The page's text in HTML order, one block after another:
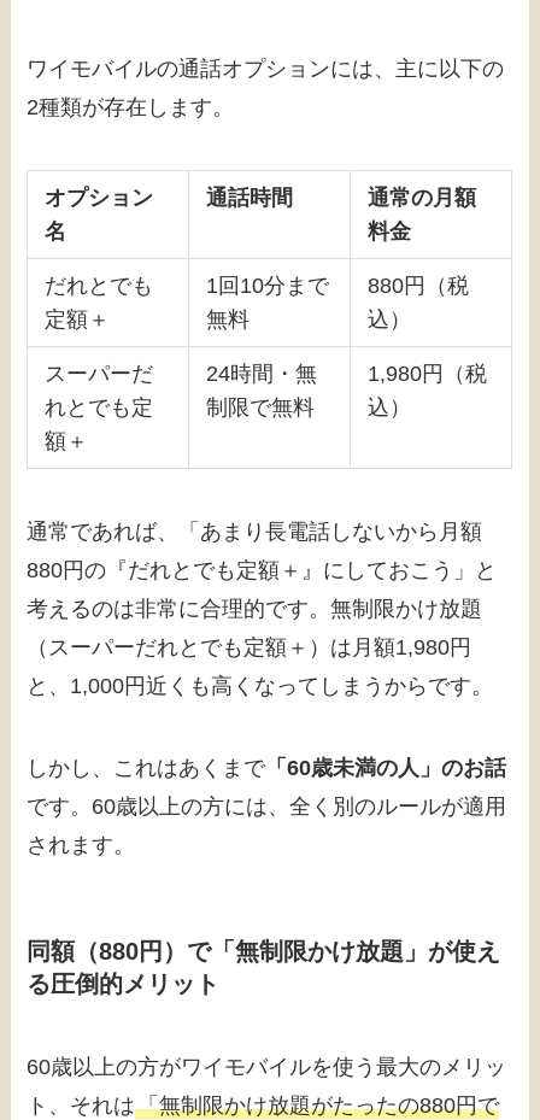
ワイモバイルの通話オプションには、主に以下の
2種類が存在します。
オプション
名
通話時間
通常の月額
料金
だれとでも
定額＋
1回10分まで
無料
880円（税
込）
スーパーだ
れとでも定
額＋
24時間・無
制限で無料
1,980円（税
込）
通常であれば、「あまり長電話しないから月額
880円の『だれとでも定額＋』にしておこう」と
考えるのは非常に合理的です。無制限かけ放題
（スーパーだれとでも定額＋）は月額1,980円
と、1,000円近くも高くなってしまうからです。
しかし、これはあくまで「60歳未満の人」のお話
です。60歳以上の方には、全く別のルールが適用
されます。
同額（880円）で「無制限かけ放題」が使え
る圧倒的メリット
60歳以上の方がワイモバイルを使う最大のメリッ
ト、それは「無制限かけ放題がたったの880円で